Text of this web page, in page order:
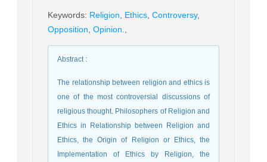
Keywords: Religion Ethics Controversy,
Opposition Opinion.
Abstract:
The relationship between religion and ethics is
one of the most controversial discussions of
religious thought. Philosophers of Religion and
Ethics in Relationship between Religion and
Ethics, the Origin of Religion or Ethics, the
Implementation of Ethics by Religion, the